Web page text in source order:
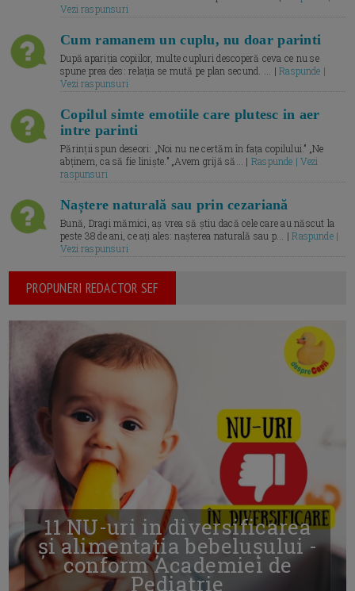
Vezi raspunsuri
Cum ramanem un cuplu, nu doar parinti
După apariția copiilor, multe cupluri descoperă ceva ce nu se
spune prea des: relația se mută pe plan secund. ... |Raspunde |
Vezi raspunsuri
Copilul simte emotiile care plutesc in aer
intre parinti
Părinții spun deseori: „Noi nu ne certăm în fața copilului.” „Ne
abținem, ca să fie liniște.” „Avem grijă să... | Raspunde | Vezi
raspunsuri
Naștere naturală sau prin cezariană
Bună, Dragi mămici, aș vrea să știu dacă cele care au născut la
peste 38 de ani, ce ați ales: nașterea naturală sau p... |Raspunde |
Vezi raspunsuri
PROPUNERI REDACTOR SEF
11 NU-uri in diversificarea
și alimentația bebelușului -
conform Academiei de
Pediatrie